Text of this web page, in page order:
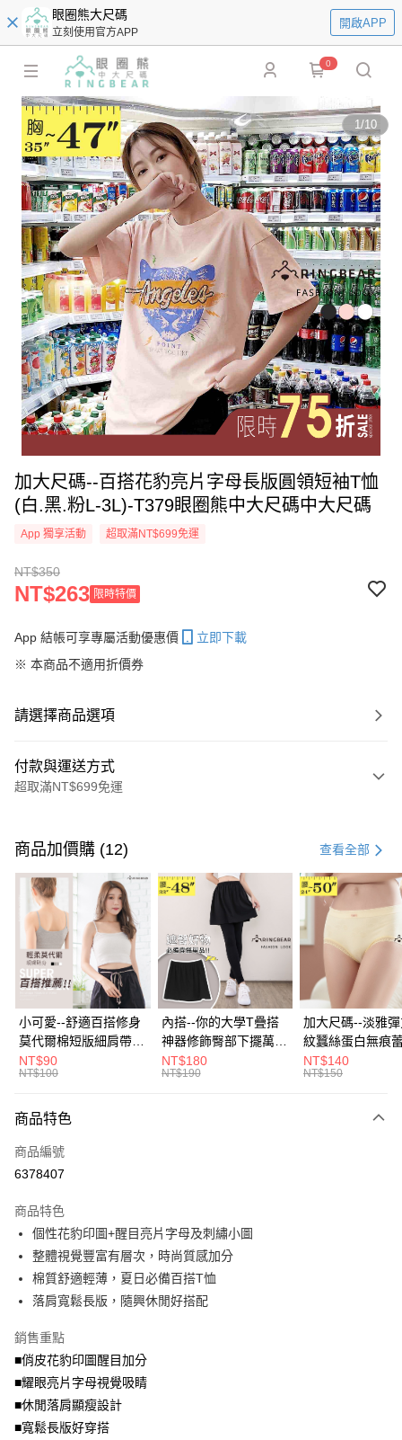
眼圈熊大尺碼
立刻使用官方APP
開啟APP
0
1/10
加大尺碼--百搭花豹亮片字母長版圓領短袖T恤
(白.黑.粉L-3L)-T379眼圈熊中大尺碼中大尺碼
App 獨享活動 超取滿NT$699免運
NT$350
NT$263 限時特價
App 結帳可享專屬活動優惠價
立即下載
※ 本商品不適用折價券
請選擇商品選項
付款與運送方式
超取滿NT$699免運
信用卡一次付款
超商取貨付款
LINE Pay
Apple Pay
街口支付
悠遊付
Google Pay
全盈+PAY
大哥付你分期
【大哥付你分期使用說明】
1.本服務由台灣大哥大提供，台灣大哥大用戶可立即使用無須另外申請。
流程，驗證手機門號後，選擇欲分期的期數、繳款截止日，確認付款後即完
成交易。
3.實際核准額度、可分期數及費用金額請依後續交易確認頁面所載為準。
4.訂單成立30分鐘內，如未前往確認交易或遇審核未通過，訂單將自動取
法說明評估內容。
【繳款方式說明】
醒簡訊。
帳／街口支付／iPASS MONEY」等通路繳費。
【注意事項】
1.本服務係由「台灣大哥大股份有限公司」（以下簡稱本公司）所提供，讓
用戶於交易時，得透過本服務購買商品或服務，並由商店將買賣／分期付款
AFTEE先享後付
【關於「AFTEE先享後付」】
AFTEE先享後付是「在收到商品之後才付款」的支付方式。 讓您購物簡單
便利好安心！
１．簡單：不需註冊會員、不需綁卡、不需儲值。
２．便利：只要手機號碼，簡訊認證，即可結帳。
３．安心：先確認商品／服務後，再付款。
１．於結帳方式選擇「AFTEE先享後付」後，將跳轉至「AFTEE先享後付」
結帳頁面，進行簡訊認證並確認金額後，即可完成結帳。
３．收到繳費通知簡訊後14天內，點擊此簡訊中的連結，可透過四大超商／
ATM／網路銀行／等多元方式進行付款，方視為交易完成。
※ 請注意：結帳手續完成當下不需立刻繳費，但若您需要取消訂單，請聯絡
購買商品的店家。未經商家同意取消之訂單仍視為有效，需透過AFTEE先享
ATM付款
全家取貨付款
付款後全家取貨
每筆NT$70，滿NT$699(含以上)免運費
7-11取貨付款
商品加價購 (12) 查看全部
小可愛--舒適百搭修身
莫代爾棉短版細肩帶素
色背心(白.黑.灰L-2L)-
U582眼圈熊中大尺碼
NT$90
NT$100
內搭--你的大學T疊搭
神器修飾臀部下擺萬用
內搭裙/遮臀裙(黑2L-
6L)-Q155眼圈熊中大
NT$180
NT$190
加大尺碼--淡雅
紋蠶絲蛋白無痕
角內褲(白.粉.藍.
3L)-L28眼圈熊中
NT$140
NT$150
商品特色
商品編號
6378407
商品特色
個性花豹印圖+醒目亮片字母及刺繡小圖
整體視覺豐富有層次，時尚質感加分
棉質舒適輕薄，夏日必備百搭T恤
落肩寬鬆長版，隨興休閒好搭配
銷售重點
■俏皮花豹印圖醒目加分
■耀眼亮片字母視覺吸睛
■休閒落肩顯瘦設計
■寬鬆長版好穿搭